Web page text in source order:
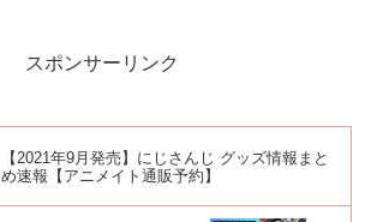
スポンサーリンク
【2021年9月発売】にじさんじ グッズ情報まと
め速報【アニメイト通販予約】